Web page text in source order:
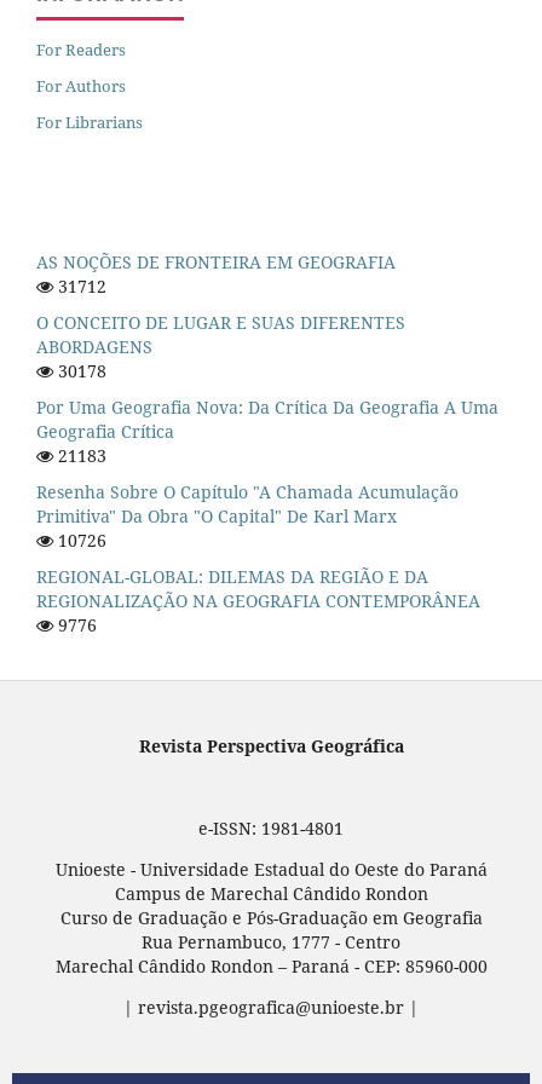
For Readers
For Authors
For Librarians
AS NOÇÕES DE FRONTEIRA EM GEOGRAFIA
31712
O CONCEITO DE LUGAR E SUAS DIFERENTES
ABORDAGENS
30178
Por Uma Geografia Nova: Da Crítica Da Geografia A Uma
Geografia Crítica
21183
Resenha Sobre O Capítulo "A Chamada Acumulação
Primitiva" Da Obra "O Capital" De Karl Marx
10726
REGIONAL-GLOBAL: DILEMAS DA REGIÃO E DA
REGIONALIZAÇÃO NA GEOGRAFIA CONTEMPORÂNEA
9776
Revista Perspectiva Geográfica
e-ISSN: 1981-4801
Unioeste - Universidade Estadual do Oeste do Paraná
Campus de Marechal Cândido Rondon
Curso de Graduação e Pós-Graduação em Geografia
Rua Pernambuco, 1777 - Centro
Marechal Cândido Rondon – Paraná - CEP: 85960-000
| revista.pgeografica@unioeste.br |